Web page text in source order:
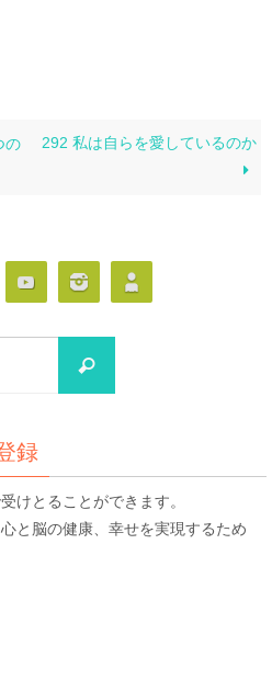
の
292 私は自らを愛しているのか
検
索
録
けとることができます。
と脳の健康、幸せを実現するため